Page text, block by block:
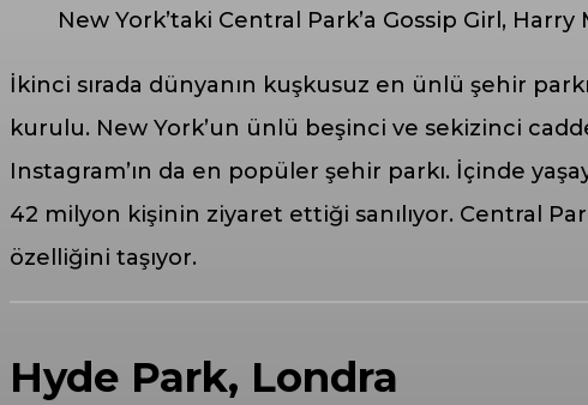
New York’taki Central Park’a Gossip Girl,
İkinci sırada dünyanın kuşkusuz en ünlü şehir
kurulu. New York’un ünlü beşinci ve sekizinci
Instagram’ın da en popüler şehir parkı. İçinde
42 milyon kişinin ziyaret ettiği sanılıyor. Central
özelliğini taşıyor.
Hyde Park, Londra